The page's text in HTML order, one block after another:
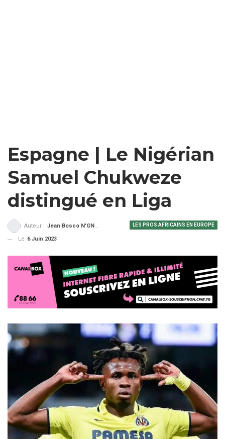
Espagne | Le Nigérian
Samuel Chukweze
distingué en Liga
LES PROS AFRICAINS EN EUROPE
Auteur : Jean Bosco N'GNAMA
Le 6 Juin 2023